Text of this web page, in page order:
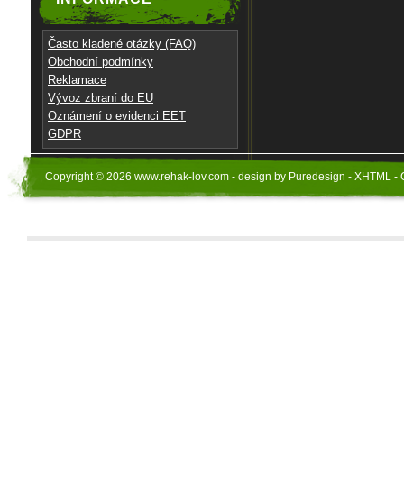
Často kladené otázky (FAQ)
Obchodní podmínky
Reklamace
Vývoz zbraní do EU
Oznámení o evidenci EET
GDPR
Copyright © 2026 www.rehak-lov.com - design by Puredesign - XHTML -